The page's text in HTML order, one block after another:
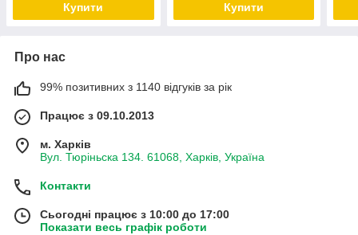
Купити Купити
Про нас
99% позитивних з 1140 відгуків за рік
Працює з 09.10.2013
м. Харків
Вул. Тюріньска 134. 61068, Харків, Україна
Контакти
Сьогодні працює з 10:00 до 17:00
Показати весь графік роботи